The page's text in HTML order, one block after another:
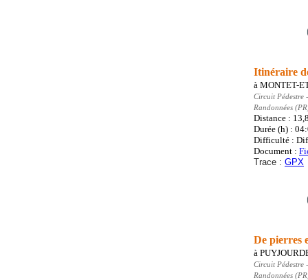
Itinéraire
à MONTET-
Circuit Pédestre
Randonnées
Distance :
Durée (h) :
Difficulté :
Document :
Trace : GPX
De pierres
à
Circuit Pédestre
Randonnées